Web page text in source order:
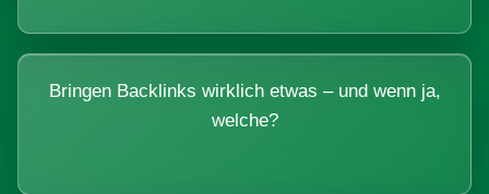
Bringen Backlinks wirklich etwas – und wenn ja,
welche?